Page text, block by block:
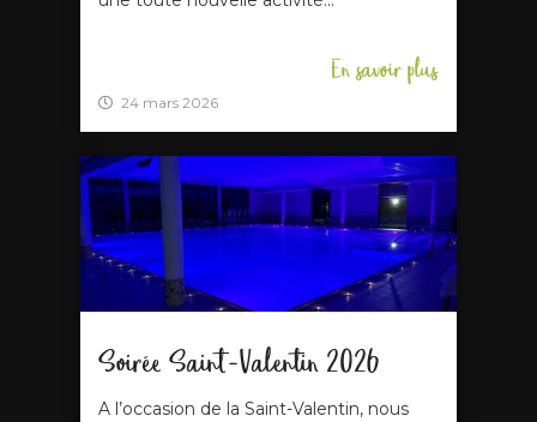
En savoir plus
24 mars 2026
Soirée Saint-Valentin 2026
A l’occasion de la Saint-Valentin, nous